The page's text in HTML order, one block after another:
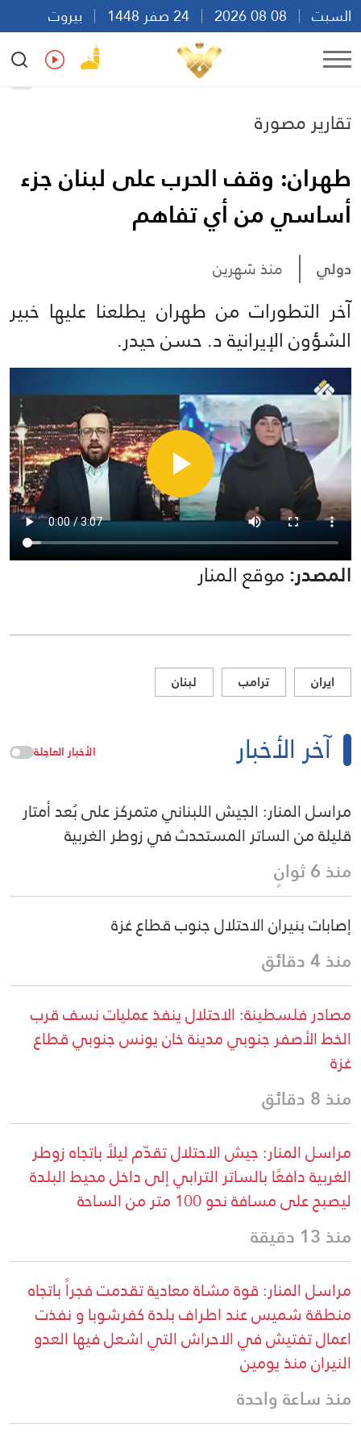
السبت
بيروت
09:48
Ar
تقارير مصورة
طهران: وقف الحرب على لبنان جزء
أساسي من أي تفاهم
دولي منذ شهرين
آخر التطورات من طهران يطلعنا عليها خبير
الشؤون الإيرانية د. حسن حيدر.
المصدر:موقع المنار
ايران ترامب لبنان
آخر الأخبار الأخبار العاجلة
مراسل المنار: الجيش اللبناني متمركز على بُعد أمتار
قليلة من الساتر المستحدث في زوطر الغربية
منذ 6 ثوانٍ
إصابات بنيران الاحتلال جنوب قطاع غزة
منذ 4 دقائق
مصادر فلسطينة: الاحتلال ينفذ عمليات نسف قرب
الخط الأصفر جنوبي مدينة خان يونس جنوبي قطاع
غزة
منذ 8 دقائق
مراسل المنار: جيش الاحتلال تقدّم ليلاً باتجاه زوطر
الغربية دافعًا بالساتر الترابي إلى داخل محيط البلدة
ليصبح على مسافة نحو 100 متر من الساحة
منذ 13 دقيقة
مراسل المنار: قوة مشاة معادية تقدمت فجراً باتجاه
منطقة شميس عند اطراف بلدة كفرشوبا و نفذت
اعمال تفتيش في الاحراش التي اشعل فيها العدو
النيران منذ يومين
منذ ساعة واحدة